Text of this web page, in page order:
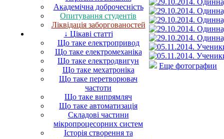
Академічна доброчесність
Опитування студентів
Ліквідація заборгованостей
↓ Цікаві статті
Що таке електропривод
Що таке електромеханіка
Що таке електродвигун
Що таке мехатроніка
Що таке перетворювач
частоти
Що таке випрямляч
Що таке автоматизація
Складові частини
мікропроцесорних систем
Історія створення та
Еще фотографии